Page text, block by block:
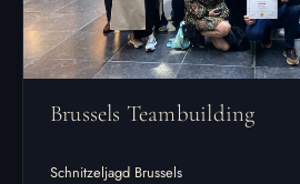
Brussels Teambuilding
Schnitzeljagd Brussels